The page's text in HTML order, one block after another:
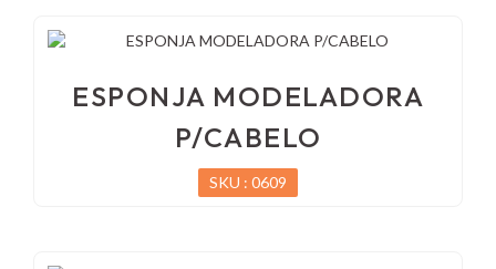
ESPONJA MODELADORA
P/CABELO
SKU : 0609